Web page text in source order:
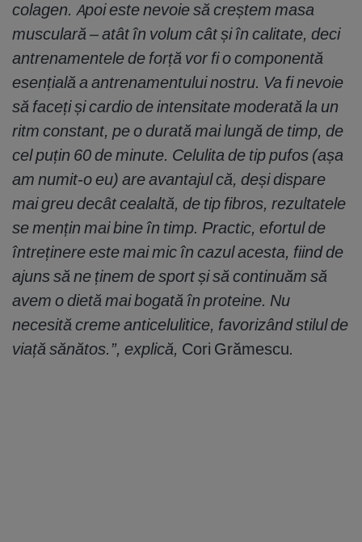
colagen. Apoi este nevoie să creștem masa
musculară – atât în volum cât și în calitate, deci
antrenamentele de forță vor fi o componentă
esențială a antrenamentului nostru. Va fi nevoie
să faceți și cardio de intensitate moderată la un
ritm constant, pe o durată mai lungă de timp, de
cel puțin 60 de minute. Celulita de tip pufos (așa
am numit-o eu) are avantajul că, deși dispare
mai greu decât cealaltă, de tip fibros, rezultatele
se mențin mai bine în timp. Practic, efortul de
întreținere este mai mic în cazul acesta, fiind de
ajuns să ne ținem de sport și să continuăm să
avem o dietă mai bogată în proteine. Nu
necesită creme anticelulitice, favorizând stilul de
viață sănătos.”, explică, Cori Grămescu.